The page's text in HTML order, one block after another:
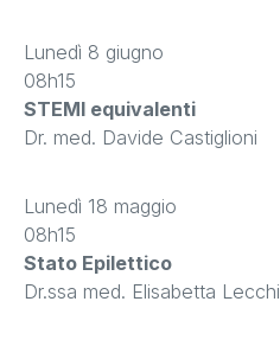
Lunedì 8 giugno
08h15
STEMI equivalenti
Dr. med. Davide Castiglioni
Lunedì 18 maggio
08h15
Stato Epilettico
Dr.ssa med. Elisabetta Lecchi